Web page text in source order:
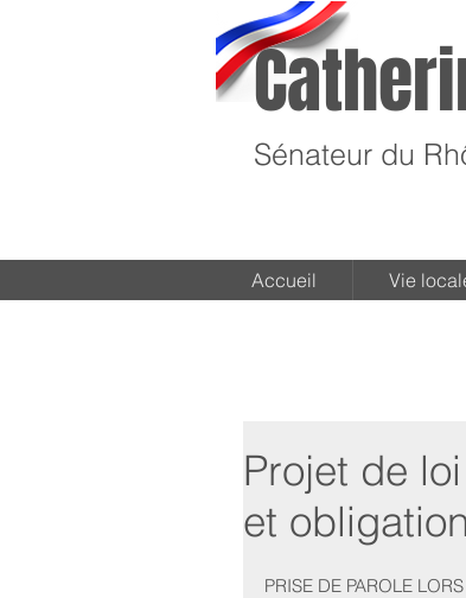
Sénateur du
Accueil Vie
Projet de
et
PRISE DE PAROLE